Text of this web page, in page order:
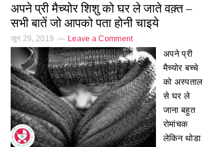
अपने प्री मैच्योर शिशु को घर ले जाते वक़्त –
सभी बातें जो आपको पता होनी चाइये
जून 29, 2019 Leave a Comment
अपने प्री
मैच्योर बच्चे
को अस्पताल
से घर ले
जाना बहुत
रोमांचक
लेकिन थोडा